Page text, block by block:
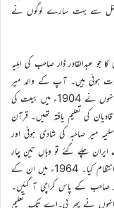
فضل سے بہت سارے لوگوں نے
جو عبدالقادر ڈار صاحب کی اہلیہ
90 سال کی عمر میں 17؍مارچ 2018ء کو فوت ہوئی ہیں۔ آپ کے والد میر
الٰہی بخش صاحب صحابی تھے جو شیخ پور ضلع گجرات کے تھے۔ انہوں نے 1904ء میں بیعت کی
قادیان کی تعلیم یافتہ تھیں۔ قرآن
ان کو خاص شغف تھا۔ 1946ء میں سلیمہ میر صاحبہ کی شادی ہوئی اور
آ گئے۔ اور 1961ء میں یہ لوگ ایران چلے گئے تو وہاں تین چار
احمدی گھرانے تھے ان کے لئے نماز جمعہ اور اجلاس وغیرہ کا انتظام کیا۔ 1964ء میں ان کے
صاحب کے پاس کراچی آ گئیں۔
انہوں نے پھر بی۔اے تک تعلیم